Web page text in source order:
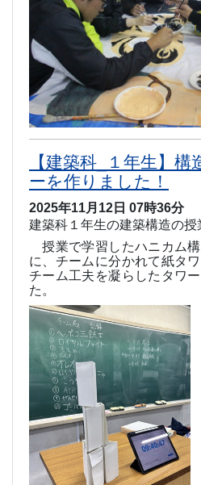
【建築科_１年生】
ーを作りました！
2025年11月12日 07時36分
建築科１年生の建築構造の授
授業で学習したハニカム
に、チームに分かれて紙タ
チーム工夫を凝らしたタワ
た。